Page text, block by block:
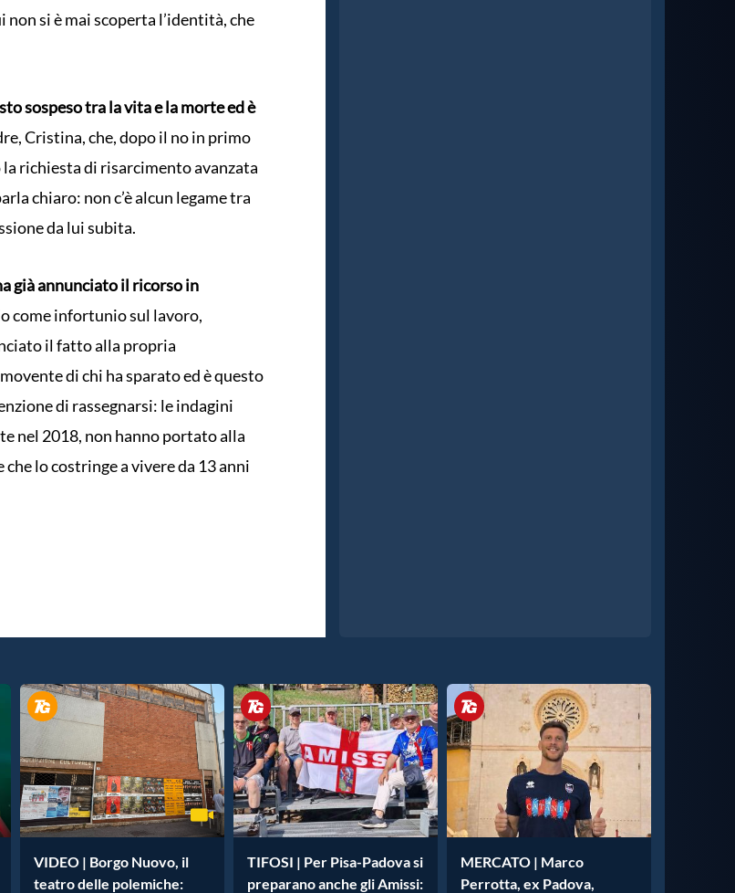
si è mai scoperta l’identità, che
sospeso tra la vita e la morte ed è
Cristina, che, dopo il no in primo
la richiesta di risarcimento avanzata
chiaro: non c’è alcun legame tra
da lui subita.
già annunciato il ricorso in
come infortunio sul lavoro,
il fatto alla propria
di chi ha sparato ed è questo
di rassegnarsi: le indagini
nel 2018, non hanno portato alla
lo costringe a vivere da 13 anni
VIDEO | Borgo Nuovo, il
teatro delle polemiche:
TIFOSI | Per Pisa-Padova si
preparano anche gli Amissi:
MERCATO | Marco
Perrotta, ex Padova,